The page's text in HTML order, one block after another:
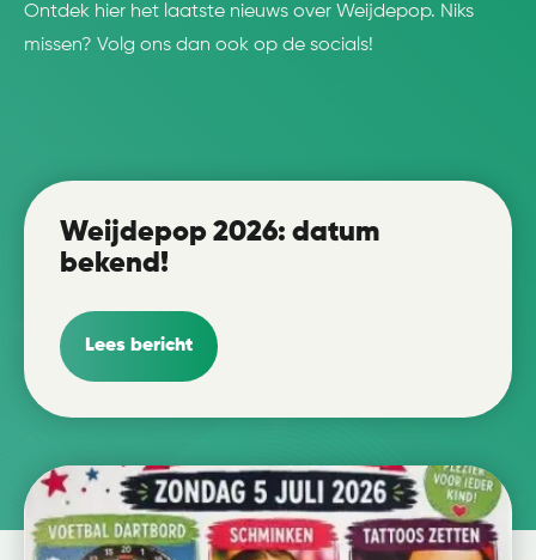
Ontdek hier het laatste nieuws over Weijdepop. Niks
missen? Volg ons dan ook op de socials!
Weijdepop 2026: datum
bekend!
Lees bericht